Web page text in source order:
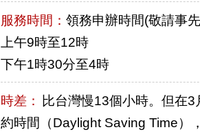
服務時間： 領務申辦時間(敬請事先
上午9時至12時
下午1時30分至4時
時差：
比台灣慢13個小時。但在
約時間（Daylight Saving Time）